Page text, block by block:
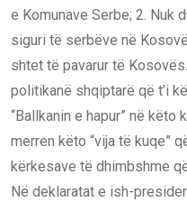
e Komunave Serbe; 2. Nuk
siguri të serbëve në
shtet të pavarur të
politikanë shqiptarë që t’i
“Ballkanin e hapur” në këto
merren këto “vija të kuqe”
kërkesave të dhimbshme
Në deklaratat e ish-